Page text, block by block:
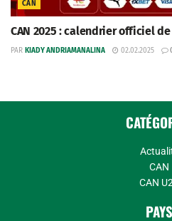
CAN
CAN 2025 : calendrier officiel
PAR KIADY ANDRIAMANALINA 02.02.2025
CAN
CAN
PAYS